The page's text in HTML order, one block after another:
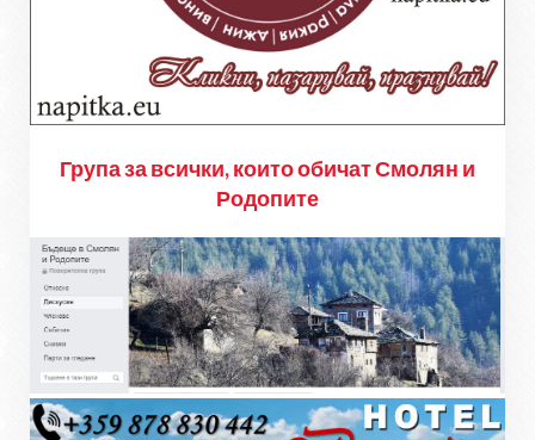
Група за всички, които обичат Смолян и
Родопите